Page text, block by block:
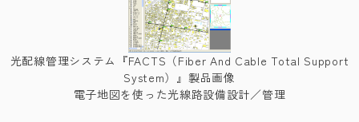
光配線管理システム『FACTS（Fiber And Cable Total Support
System）』製品画像
電子地図を使った光線路設備設計／管理